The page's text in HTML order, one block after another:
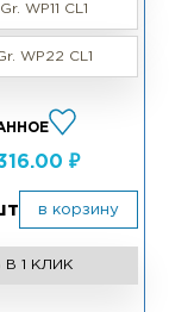
WP11 CL1
WP22 CL1
₽
в корзину
В 1 КЛИК